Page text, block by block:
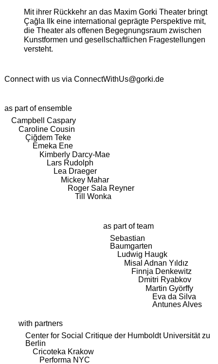
Mit ihrer Rückkehr an das Maxim Gorki Theater bringt
Çağla Ilk eine international geprägte Perspektive mit,
die Theater als offenen Begegnungsraum zwischen
Kunstformen und gesellschaftlichen Fragestellungen
versteht.
Connect with us via ConnectWithUs@gorki.de
as part of ensemble
Campbell Caspary
Caroline Cousin
Çiğdem Teke
Emeka Ene
Kimberly Darcy-Mae
Lars Rudolph
Lea Draeger
Mickey Mahar
Roger Sala Reyner
Till Wonka
as part of team
Sebastian
Baumgarten
Ludwig Haugk
Misal Adnan Yıldız
Finnja Denkewitz
Dmitri Ryabkov
Martin Györffy
Eva da Silva
Antunes Alves
with partners
Center for Social Critique der Humboldt Universität zu
Berlin
Cricoteka Krakow
Performa NYC